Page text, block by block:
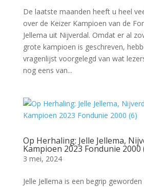
De laatste maanden heeft u heel
over de Keizer Kampioen van de
Jellema uit Nijverdal. Omdat er al
grote kampioen is geschreven,
vragenlijst voorgelegd van wat
nog eens van...
Op Herhaling: Jelle Jellema,
Kampioen 2023 Fondunie 2000
3 mei, 2024
Jelle Jellema is een begrip